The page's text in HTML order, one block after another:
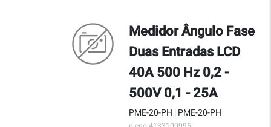
Medidor Ângulo Fase
Duas Entradas LCD
40A 500 Hz 0,2 -
500V 0,1 - 25A
PME-20-PH | PME-20-PH